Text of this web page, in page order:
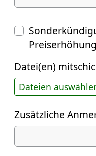
Datei(en)
Dateien
Zusätzliche